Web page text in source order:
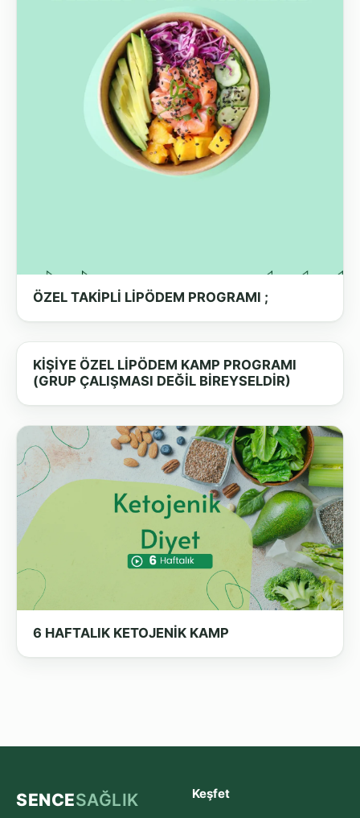
ÖZEL TAKİPLİ LİPÖDEM PROGRAMI ;
KİŞİYE ÖZEL LİPÖDEM KAMP PROGRAMI
(GRUP ÇALIŞMASI DEĞİL BİREYSELDİR)
6 HAFTALIK KETOJENİK KAMP
SENCESAĞLIK Keşfet